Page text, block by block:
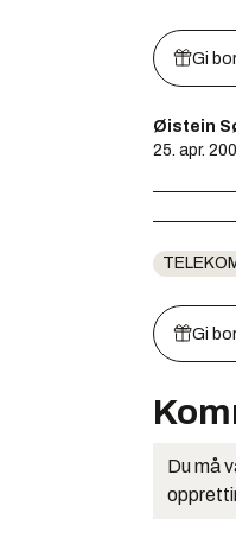
Gi
Øistein
25. apr.
Gi
Du må